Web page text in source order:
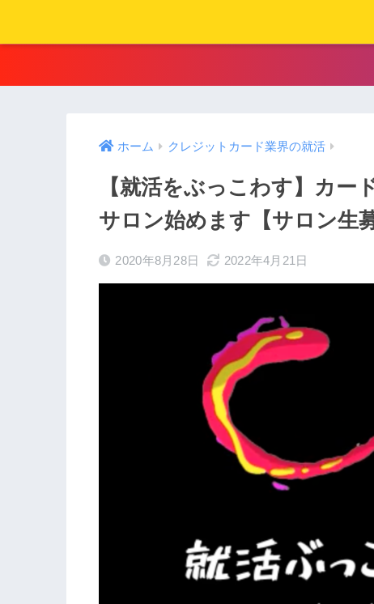
ホーム クレジットカード業界の就活
【就活をぶっこわす】カー
サロン始めます【サロン生募
2020年8月28日 2022年4月21日